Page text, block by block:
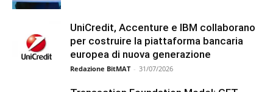
UniCredit, Accenture e IBM collaborano
per costruire la piattaforma bancaria
europea di nuova generazione
Redazione BitMAT - 31/07/2026